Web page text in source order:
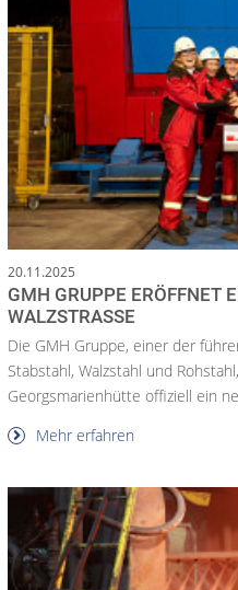
20.11.2025
GMH GRUPPE ERÖFFNET
WALZSTRASSE
Die GMH Gruppe, einer der
Stabstahl, Walzstahl und
Georgsmarienhütte offiziell ein
Mehr erfahren